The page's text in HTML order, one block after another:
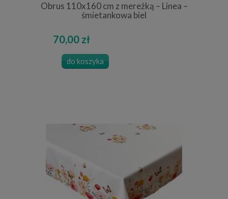
Obrus 110x160 cm z mereżką – Linea –
śmietankowa biel
70,00 zł
do koszyka